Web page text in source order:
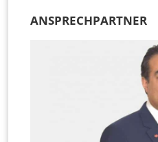
ANSPRECHPARTNER